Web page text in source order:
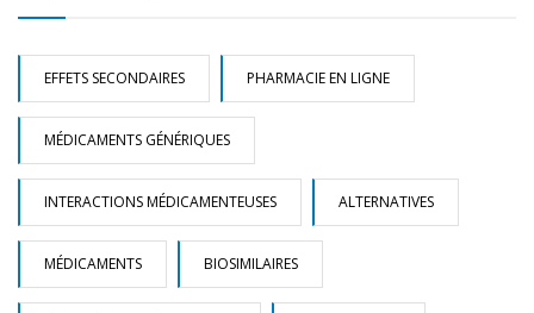
EFFETS SECONDAIRES PHARMACIE EN LIGNE
MÉDICAMENTS GÉNÉRIQUES
INTERACTIONS MÉDICAMENTEUSES ALTERNATIVES
MÉDICAMENTS BIOSIMILAIRES